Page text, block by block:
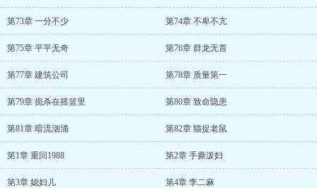
第73章 一分不少 第74章 不卑不亢
第75章 平平无奇 第76章 群龙无首
第77章 建筑公司 第78章 质量第一
第79章 扼杀在摇篮里 第80章 致命隐患
第81章 暗流汹涌 第82章 猫捉老鼠
第1章 重回1988 第2章 手撕泼妇
第3章 媳妇儿 第4章 李二麻